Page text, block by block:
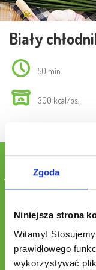
Zgoda
Niniejsza strona
Witamy!
prawidłowego
wykorzystywać
Biały
50 min.
300 kcal/os.
Składniki
zsiadłe mleko –
koperek – 1 pęczek
szczypiorek – 1
ogórek
czosnek – 2 ząbki